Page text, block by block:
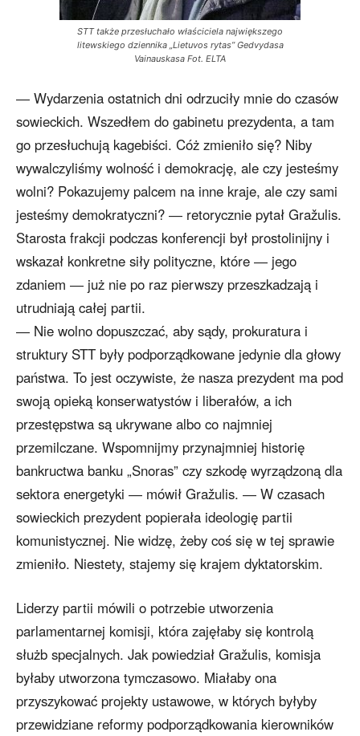
STT także przesłuchało właściciela największego
litewskiego dziennika „Lietuvos rytas” Gedvydasa
Vainauskasa Fot. ELTA
― Wydarzenia ostatnich dni odrzuciły mnie do czasów
sowieckich. Wszedłem do gabinetu prezydenta, a tam
go przesłuchują kagebiści. Cóż zmieniło się? Niby
wywalczyliśmy wolność i demokrację, ale czy jesteśmy
wolni? Pokazujemy palcem na inne kraje, ale czy sami
jesteśmy demokratyczni? ― retorycznie pytał Gražulis.
Starosta frakcji podczas konferencji był prostolinijny i
wskazał konkretne siły polityczne, które ― jego
zdaniem ― już nie po raz pierwszy przeszkadzają i
utrudniają całej partii.
― Nie wolno dopuszczać, aby sądy, prokuratura i
struktury STT były podporządkowane jedynie dla głowy
państwa. To jest oczywiste, że nasza prezydent ma pod
swoją opieką konserwatystów i liberałów, a ich
przestępstwa są ukrywane albo co najmniej
przemilczane. Wspomnijmy przynajmniej historię
bankructwa banku „Snoras” czy szkodę wyrządzoną dla
sektora energetyki ― mówił Gražulis. ― W czasach
sowieckich prezydent popierała ideologię partii
komunistycznej. Nie widzę, żeby coś się w tej sprawie
zmieniło. Niestety, stajemy się krajem dyktatorskim.
Liderzy partii mówili o potrzebie utworzenia
parlamentarnej komisji, która zajęłaby się kontrolą
służb specjalnych. Jak powiedział Gražulis, komisja
byłaby utworzona tymczasowo. Miałaby ona
przyszykować projekty ustawowe, w których byłyby
przewidziane reformy podporządkowania kierowników